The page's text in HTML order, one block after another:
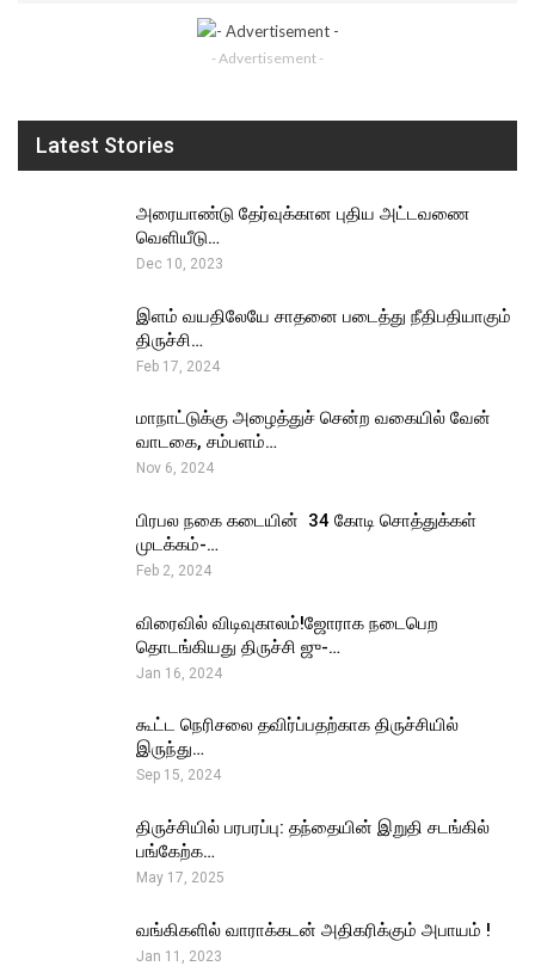
- Advertisement -
Latest Stories
அரையாண்டு தேர்வுக்கான புதிய அட்டவணை
வெளியீடு…
Dec 10, 2023
இளம் வயதிலேயே சாதனை படைத்து நீதிபதியாகும்
திருச்சி…
Feb 17, 2024
மாநாட்டுக்கு அழைத்துச் சென்ற வகையில் வேன்
வாடகை, சம்பளம்…
Nov 6, 2024
பிரபல நகை கடையின் ₹ 34 கோடி சொத்துக்கள்
முடக்கம்-…
Feb 2, 2024
விரைவில் விடிவுகாலம்!ஜோராக நடைபெற
தொடங்கியது திருச்சி ஜு-…
Jan 16, 2024
கூட்ட நெரிசலை தவிர்ப்பதற்காக திருச்சியில்
இருந்து…
Sep 15, 2024
திருச்சியில் பரபரப்பு: தந்தையின் இறுதி சடங்கில்
பங்கேற்க…
May 17, 2025
வங்கிகளில் வாராக்கடன் அதிகரிக்கும் அபாயம் !
Jan 11, 2023